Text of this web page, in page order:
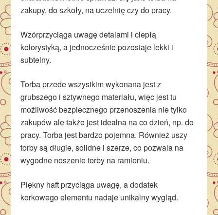
zakupy, do szkoły, na uczelnię czy do pracy.
Wzórprzyciąga uwagę detalami i ciepłą
kolorystyką, a jednocześnie pozostaje lekki i
subtelny.
Torba przede wszystkim wykonana jest z
grubszego i sztywnego materiału, więc jest tu
możliwość bezpiecznego przenoszenia nie tylko
zakupów ale także jest idealna na co dzień, np. do
pracy. Torba jest bardzo pojemna. Również uszy
torby są długie, solidne i szerze, co pozwala na
wygodne noszenie torby na ramieniu.
Piękny haft przyciąga uwagę, a dodatek
korkowego elementu nadaje unikalny wygląd.